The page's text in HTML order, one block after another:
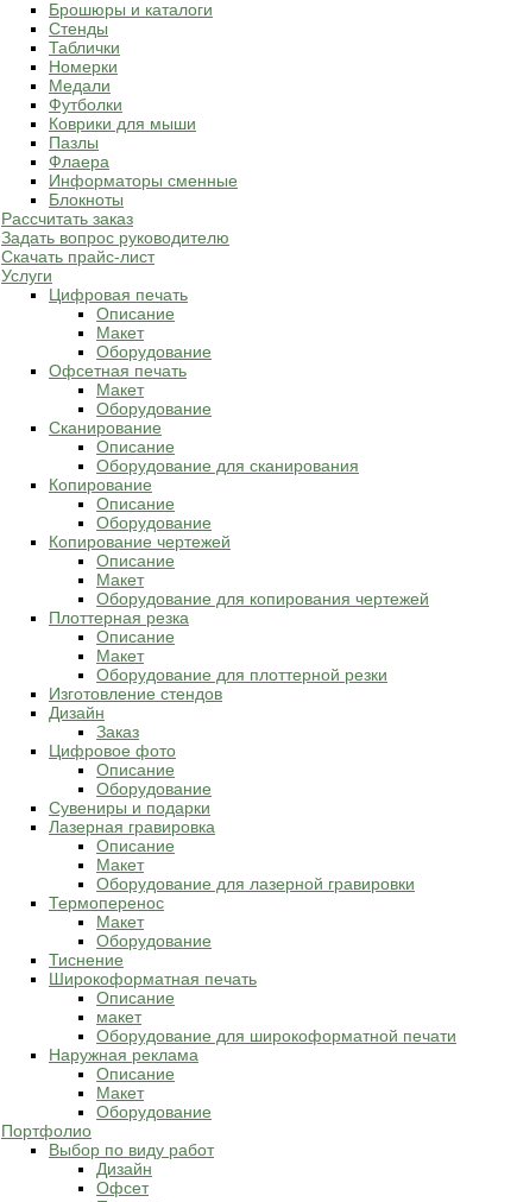
Брошюры и каталоги
Стенды
Таблички
Номерки
Медали
Футболки
Коврики для мыши
Пазлы
Флаера
Информаторы сменные
Блокноты
Рассчитать заказ
Задать вопрос руководителю
Скачать прайс-лист
Услуги
Цифровая печать
Описание
Макет
Оборудование
Офсетная печать
Макет
Оборудование
Сканирование
Описание
Оборудование для сканирования
Копирование
Описание
Оборудование
Копирование чертежей
Описание
Макет
Оборудование для копирования чертежей
Плоттерная резка
Описание
Макет
Оборудование для плоттерной резки
Изготовление стендов
Дизайн
Заказ
Цифровое фото
Описание
Оборудование
Сувениры и подарки
Лазерная гравировка
Описание
Макет
Оборудование для лазерной гравировки
Термоперенос
Макет
Оборудование
Тиснение
Широкоформатная печать
Описание
макет
Оборудование для широкоформатной печати
Наружная реклама
Описание
Макет
Оборудование
Портфолио
Выбор по виду работ
Дизайн
Офсет